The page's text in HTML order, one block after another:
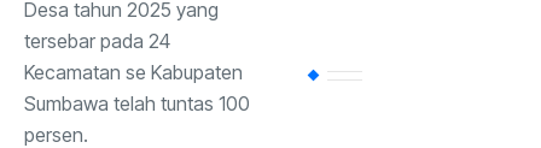
Desa tahun 2025 yang
tersebar pada 24
Kecamatan se Kabupaten
Sumbawa telah tuntas 100
persen.